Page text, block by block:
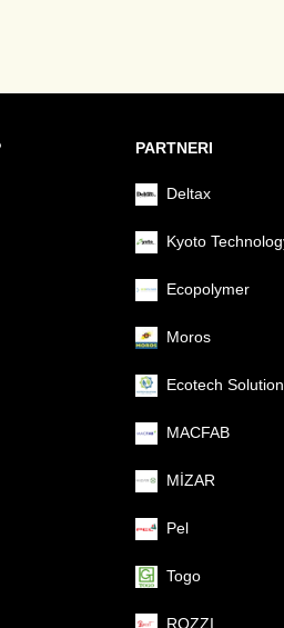
PARTNERI
Deltax
Kyoto
Ecopolymer
Moros
Ecotech
MACFAB
MİZAR
Pel
Togo
ROZZI